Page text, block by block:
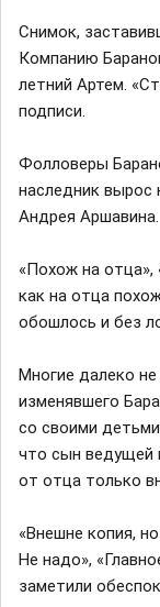
Снимок,
Компанию
летний Артем.
подписи.
Фолловеры
наследник вырос
Андрея Аршавина.
«Похож на отца»,
как на отца
обошлось и без
Многие далеко
изменявшего
со своими
что сын ведущей
от отца только
«Внешне копия,
Не надо»,
заметили